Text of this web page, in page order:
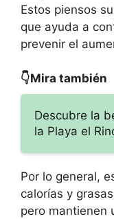
Estos piensos
que ayuda a
prevenir el
👇Mira también
Descubre la
la Playa el
Por lo general,
calorías y
pero mantienen